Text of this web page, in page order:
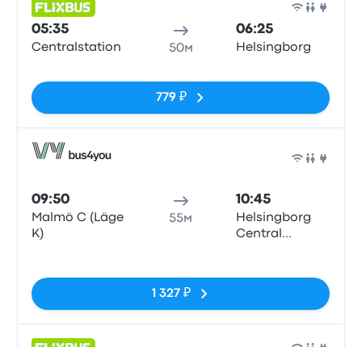
05:35
Centralstation 50м
06:25
Helsingborg
779 ₽
09:50
Malmö C (Läge
K)
55м
10:45
Helsingborg
Central
1 327 ₽